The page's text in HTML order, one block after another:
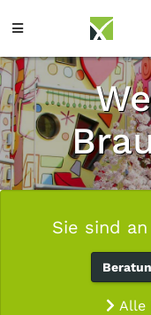
Sie sind
Alle